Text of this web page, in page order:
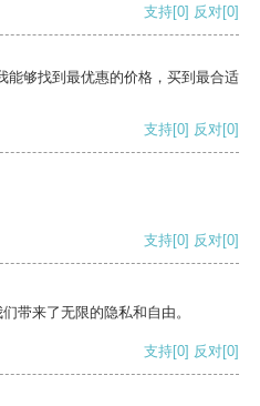
支持[0] 反对[0]
能够找到最优惠的价格，买到最合适
支持[0] 反对[0]
支持[0] 反对[0]
带来了无限的隐私和自由。
支持[0] 反对[0]